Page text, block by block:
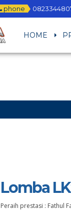
phone
HOME
Lomba
Peraih prestasi : Fathul